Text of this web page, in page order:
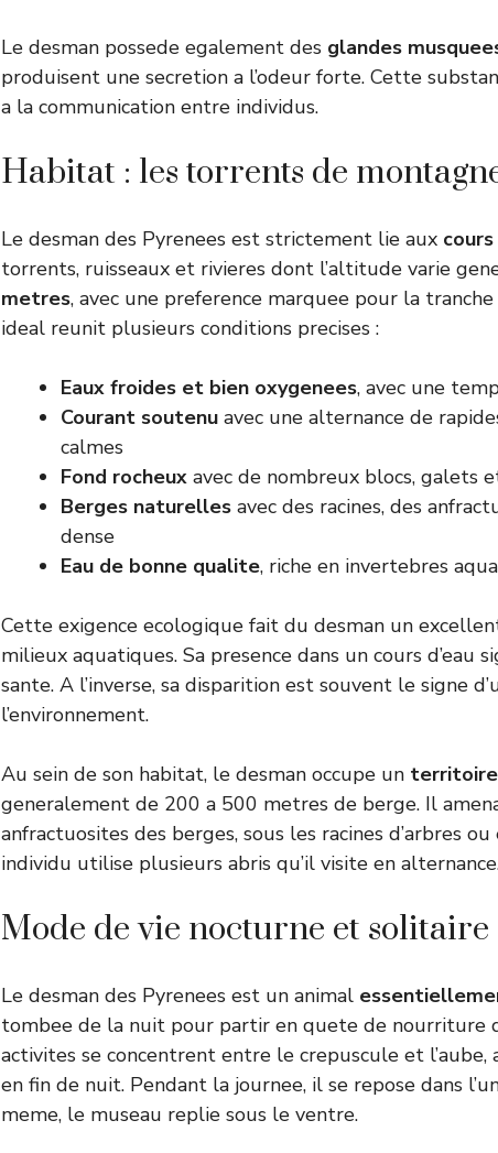
Le desman possede egalement des glandes
produisent une secretion a l’odeur forte. Cette
a la communication entre individus.
Habitat : les torrents de
Le desman des Pyrenees est strictement lie aux
torrents, ruisseaux et rivieres dont l’altitude varie
metres, avec une preference marquee pour la
ideal reunit plusieurs conditions precises :
Eaux froides et bien oxygenees, avec une
Courant soutenu avec une alternance de
calmes
Fond rocheux avec de nombreux blocs, galets
Berges naturelles avec des racines, des
dense
Eau de bonne qualite, riche en invertebres
Cette exigence ecologique fait du desman un
milieux aquatiques. Sa presence dans un cours d’eau
sante. A l’inverse, sa disparition est souvent le signe
l’environnement.
Au sein de son habitat, le desman occupe un
generalement de 200 a 500 metres de berge. Il
anfractuosites des berges, sous les racines d’arbres
individu utilise plusieurs abris qu’il visite en
Mode de vie nocturne et solitaire
Le desman des Pyrenees est un animal
tombee de la nuit pour partir en quete de nourriture
activites se concentrent entre le crepuscule et l’aube,
en fin de nuit. Pendant la journee, il se repose dans
meme, le museau replie sous le ventre.